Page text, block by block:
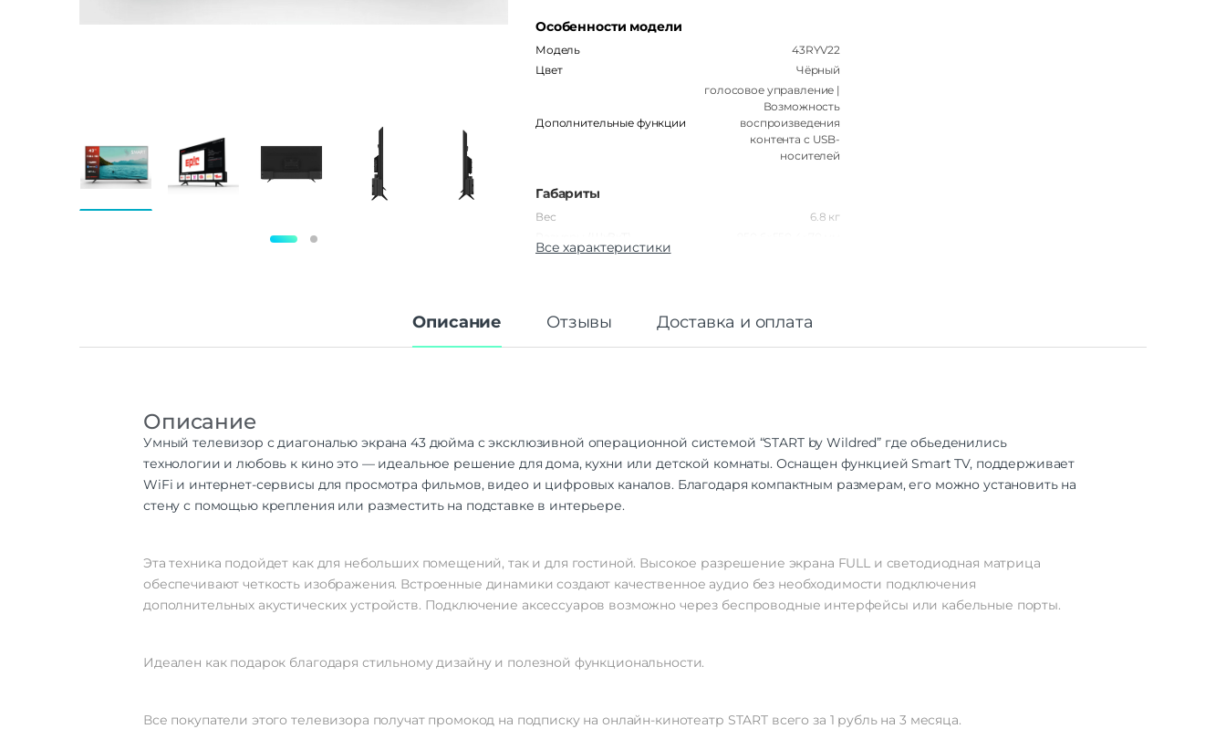
Особенности модели
Модель
43RYV22
Цвет
Чёрный
Дополнительные функции
голосовое управление |
Возможность
воспроизведения
контента с USB-
носителей
Габариты
Вес
6.8 кг
Контрастность
1200:1
Соотношение сторон
16:9
Яркость
275 кд/м²
Подсветка
Интерфейсы/разъемы
Bluetooth | Wi-Fi | CI+,
HDMI, RJ-45 (Ethernet),
USB, Антенный вход (RF)
Основные характеристики
Все характеристики
Описание Отзывы Доставка и оплата
Описание
Умный телевизор с диагональю экрана 43 дюйма c эксклюзивной операционной системой “START by Wildred” где обьеденились
технологии и любовь к кино это — идеальное решение для дома, кухни или детской комнаты. Оснащен функцией Smart TV, поддерживает
WiFi и интернет-сервисы для просмотра фильмов, видео и цифровых каналов. Благодаря компактным размерам, его можно установить на
стену с помощью крепления или разместить на подставке в интерьере.
Эта техника подойдет как для небольших помещений, так и для гостиной. Высокое разрешение экрана FULL и светодиодная матрица
обеспечивают четкость изображения. Встроенные динамики создают качественное аудио без необходимости подключения
дополнительных акустических устройств. Подключение аксессуаров возможно через беспроводные интерфейсы или кабельные порты.
Идеален как подарок благодаря стильному дизайну и полезной функциональности.
Все покупатели этого телевизора получат промокод на подписку на онлайн-кинотеатр START всего за 1 рубль на 3 месяца.